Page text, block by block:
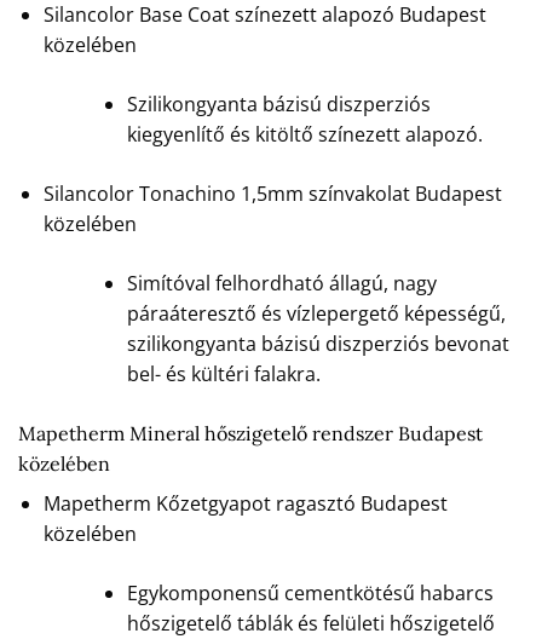
Silancolor Base Coat színezett alapozó Budapest
közelében
Szilikongyanta bázisú diszperziós
kiegyenlítő és kitöltő színezett alapozó.
Silancolor Tonachino 1,5mm színvakolat Budapest
közelében
Simítóval felhordható állagú, nagy
páraáteresztő és vízlepergető képességű,
szilikongyanta bázisú diszperziós bevonat
bel- és kültéri falakra.
Mapetherm Mineral hőszigetelő rendszer Budapest
közelében
Mapetherm Kőzetgyapot ragasztó Budapest
közelében
Egykomponensű cementkötésű habarcs
hőszigetelő táblák és felületi hőszigetelő